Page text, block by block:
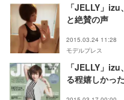
「JELLY」
と絶賛の声
2015.03.24 11:28
モデルプレス
「JELLY」
る程嬉しかった